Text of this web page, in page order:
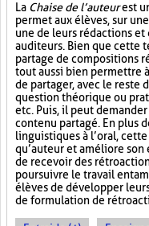
La Chaise de l’auteurest
permet aux élèves, sur
une de leurs rédactions
auditeurs. Bien que cette
partage de compositions
tout aussi bien permettre
de partager, avec le reste
question théorique ou
etc. Puis, il peut
contenu partagé. En plus
linguistiques à l’oral,
qu’auteur et améliore
de recevoir des
poursuivre le travail
élèves de développer
de formulation de